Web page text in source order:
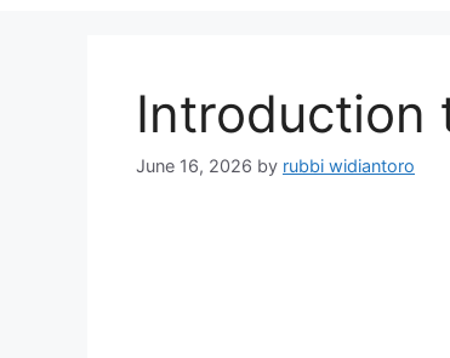
Introduction
June 16, 2026 by rubbi widiantoro